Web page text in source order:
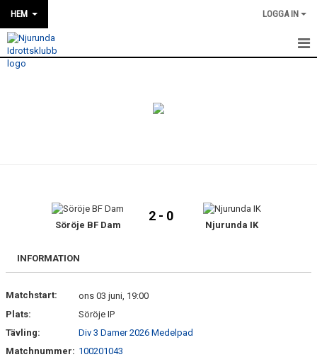
HEM LOGGA IN
HEM
BILDGALLERI
DOKUMENT
VIDEO
MATCHER
Söröje BF Dam
2 - 0
Njurunda IK
INFORMATION
Matchstart:
ons 03 juni, 19:00
Plats:
Söröje IP
Tävling:
Div 3 Damer 2026 Medelpad
Matchnummer: 100201043